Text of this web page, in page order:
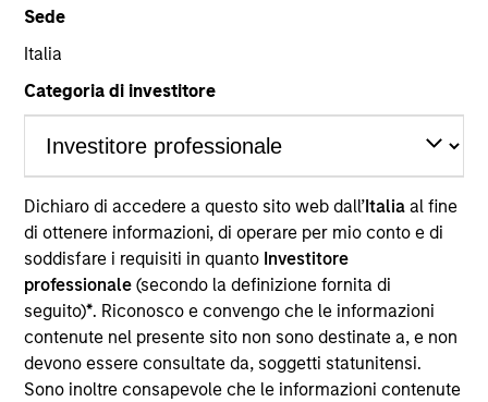
Sede
Italia
Categoria di investitore
Dichiaro di accedere a questo sito web dall’Italia al fine
di ottenere informazioni, di operare per mio conto e di
soddisfare i requisiti in quanto Investitore
professionale(secondo la definizione fornita di
seguito)*. Riconosco e convengo che le informazioni
contenute nel presente sito non sono destinate a, e non
devono essere consultate da, soggetti statunitensi.
Sono inoltre consapevole che le informazioni contenute
Rendimenti nell’anno solare.
*Devise de référence du fonds
Il presente materiale contiene informazioni relative ai
Comparti di Morgan Stanley Investment Funds, una
società di investimento a capitale variabile di diritto
lussemburghese. (la “Società”) è registrata nel
Granducato di Lussemburgo come organismo
d’investimento collettivo ai sensi della Parte 1 della Legge
del 17 dicembre 2010 e successive modifiche. La Società è
un organismo d’investimento collettivo in valori mobiliari
(“OICVM”).